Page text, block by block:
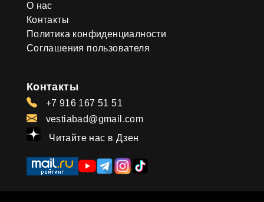
О нас
Контакты
Политика конфиденциалности
Соглашения пользователя
Контакты
+7 916 167 51 51
vestiabad@gmail.com
Читайте нас в Дзен